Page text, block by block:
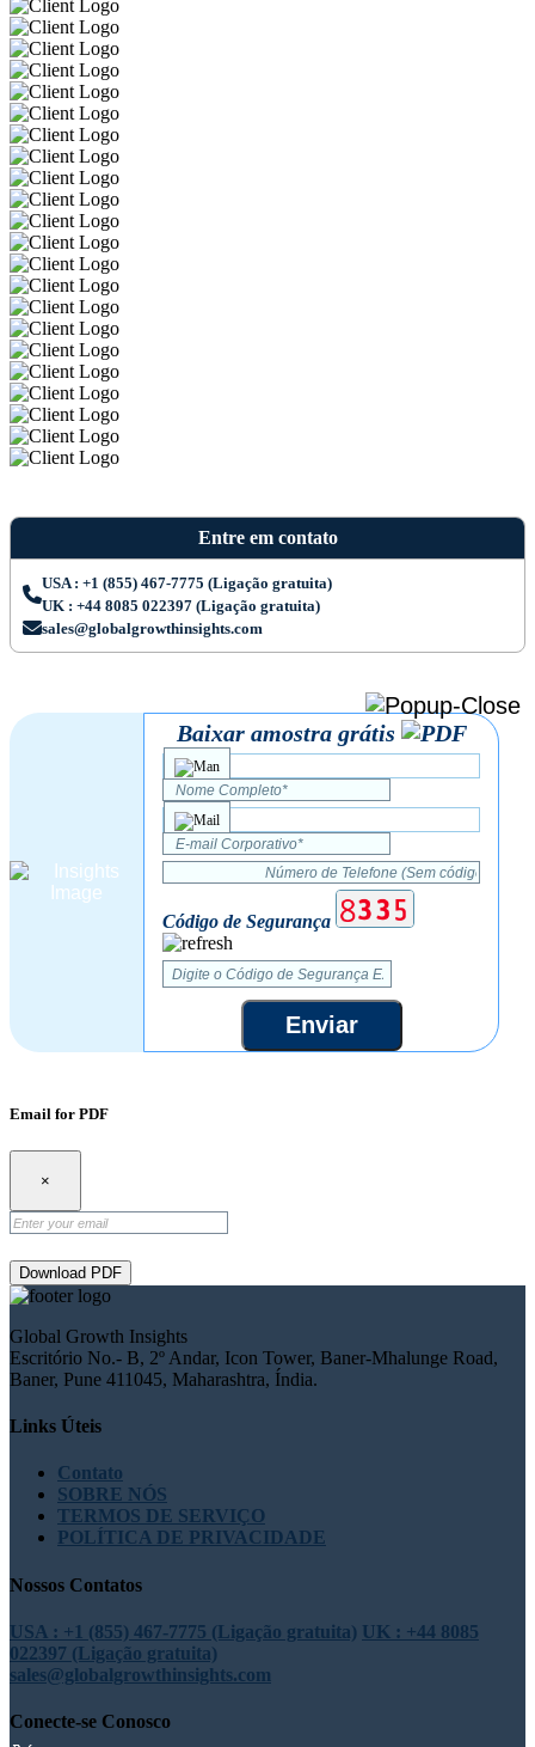
Entre em contato
USA : +1 (855) 467-7775 (Ligação gratuita)
UK : +44 8085 022397 (Ligação gratuita)
sales@globalgrowthinsights.com
Baixar amostra grátis
Código de Segurança
Enviar
Email for PDF
×
Download PDF
Global Growth Insights
Escritório No.- B, 2º Andar, Icon Tower, Baner-Mhalunge Road,
Baner, Pune 411045, Maharashtra, Índia.
Links Úteis
Contato
SOBRE NÓS
TERMOS DE SERVIÇO
POLÍTICA DE PRIVACIDADE
Nossos Contatos
USA : +1 (855) 467-7775 (Ligação gratuita) UK : +44 8085
022397 (Ligação gratuita)
sales@globalgrowthinsights.com
Conecte-se Conosco